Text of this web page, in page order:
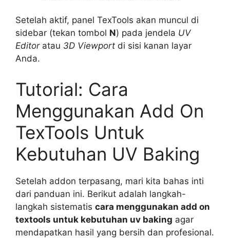
Setelah aktif, panel TexTools akan muncul di
sidebar (tekan tombol N) pada jendela UV
Editoratau 3D Viewport di sisi kanan layar
Anda.
Tutorial: Cara
Menggunakan Add On
TexTools Untuk
Kebutuhan UV Baking
Setelah addon terpasang, mari kita bahas inti
dari panduan ini. Berikut adalah langkah-
langkah sistematis cara menggunakan add on
textools untuk kebutuhan uv baking agar
mendapatkan hasil yang bersih dan profesional.